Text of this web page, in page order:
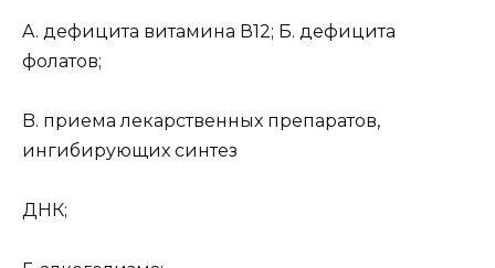
A. дефицита витамина В12; Б. дефицита
фолатов;
B. приема лекарственных препаратов,
ингибирующих синтез
ДНК;